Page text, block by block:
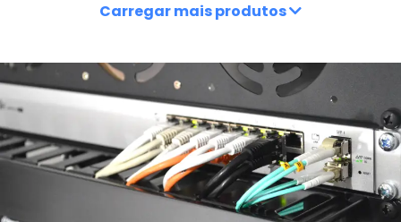
Carregar mais produtos